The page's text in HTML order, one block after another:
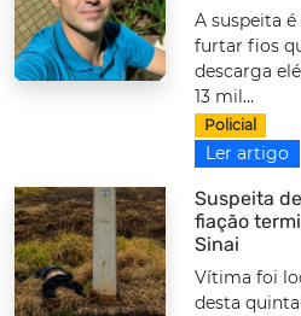
A suspeita
furtar fios
descarga
13 mil...
Policial
Ler artigo
Suspeita
fiação
Sinai
Vítima foi
desta